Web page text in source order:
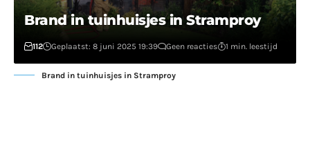
Brand in tuinhuisjes in Stramproy
112 Geplaatst: 8 juni 2025 19:39 Geen reacties 1 min. leestijd
Brand in tuinhuisjes in Stramproy